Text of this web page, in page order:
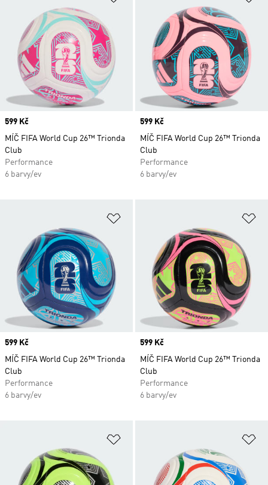
Price
599 Kč
MÍČ FIFA World Cup 26™ Trionda
Club
Performance
6 barvy/ev
Price
599 Kč
MÍČ FIFA World Cup 26™ Trionda
Club
Performance
6 barvy/ev
Price
599 Kč
MÍČ FIFA World Cup 26™ Trionda
Club
Performance
6 barvy/ev
Price
599 Kč
MÍČ FIFA World Cup 26™ Trionda
Club
Performance
6 barvy/ev